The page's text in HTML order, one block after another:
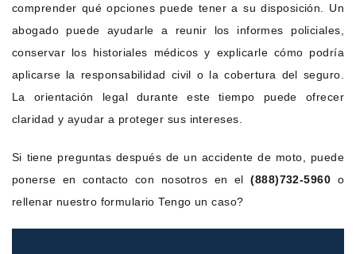
comprender qué opciones puede tener a su disposición. Un
abogado puede ayudarle a reunir los informes policiales,
conservar los historiales médicos y explicarle cómo podría
aplicarse la responsabilidad civil o la cobertura del seguro.
La orientación legal durante este tiempo puede ofrecer
claridad y ayudar a proteger sus intereses.
Si tiene preguntas después de un accidente de moto, puede
ponerse en contacto con nosotros en el(888)732-5960 o
rellenar nuestro formulario Tengo un caso?